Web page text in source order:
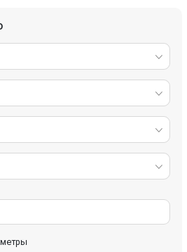
Mercedes-Benz